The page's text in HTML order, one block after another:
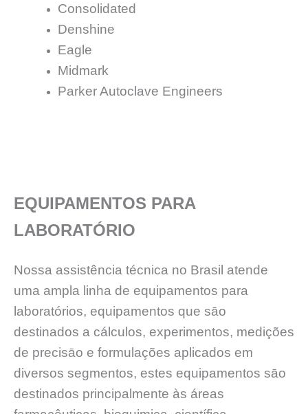
Consolidated
Denshine
Eagle
Midmark
Parker Autoclave Engineers
EQUIPAMENTOS PARA
LABORATÓRIO
Nossa assistência técnica no Brasil atende
uma ampla linha de equipamentos para
laboratórios, equipamentos que sāo
destinados a cálculos, experimentos, medições
de precisāo e formulações aplicados em
diversos segmentos, estes equipamentos sāo
destinados principalmente às áreas